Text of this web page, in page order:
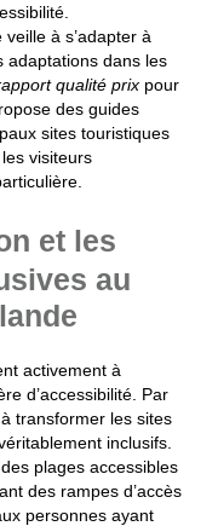
à s’adapter à
adaptations dans les
qualité prixpour
des guides
sites touristiques
visiteurs
et les
au
activement à
d’accessibilité. Par
transformer les sites
inclusifs.
plages accessibles
des rampes d’accès
personnes ayant